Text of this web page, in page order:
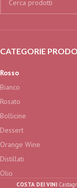
CATEGORIE
Rosso
Bianco
Rosato
Bollicine
Dessert
Orange Wine
Distillati
Olio
COSTA DEI VINI